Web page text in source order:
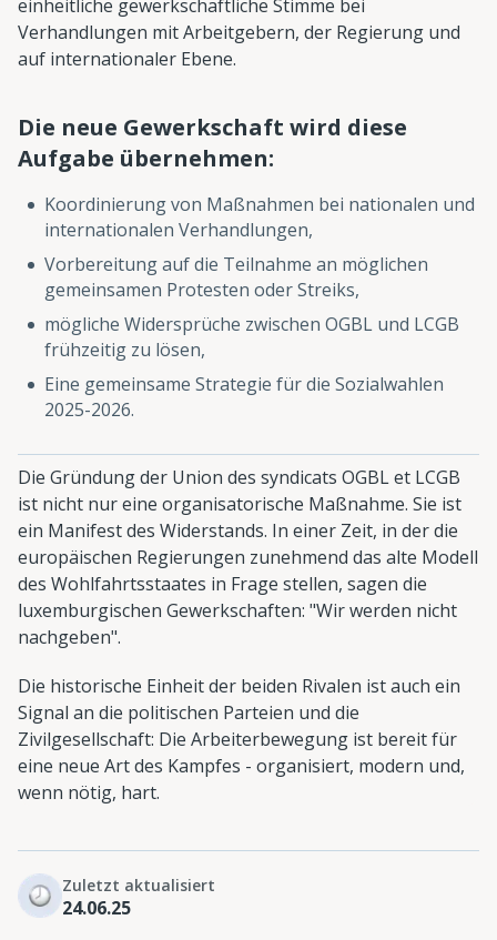
einheitliche gewerkschaftliche Stimme bei
Verhandlungen mit Arbeitgebern, der Regierung und
auf internationaler Ebene.
Die neue Gewerkschaft wird diese
Aufgabe übernehmen:
Koordinierung von Maßnahmen bei nationalen und
internationalen Verhandlungen,
Vorbereitung auf die Teilnahme an möglichen
gemeinsamen Protesten oder Streiks,
mögliche Widersprüche zwischen OGBL und LCGB
frühzeitig zu lösen,
Eine gemeinsame Strategie für die Sozialwahlen
2025-2026.
Die Gründung der Union des syndicats OGBL et LCGB
ist nicht nur eine organisatorische Maßnahme. Sie ist
ein Manifest des Widerstands. In einer Zeit, in der die
europäischen Regierungen zunehmend das alte Modell
des Wohlfahrtsstaates in Frage stellen, sagen die
luxemburgischen Gewerkschaften: "Wir werden nicht
nachgeben".
Die historische Einheit der beiden Rivalen ist auch ein
Signal an die politischen Parteien und die
Zivilgesellschaft: Die Arbeiterbewegung ist bereit für
eine neue Art des Kampfes - organisiert, modern und,
wenn nötig, hart.
Zuletzt aktualisiert
24.06.25